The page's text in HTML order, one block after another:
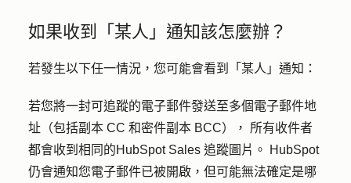
如果收到「某人」通知該怎麼辦？
若發生以下任一情況，您可能會看到「某人」通知：
若您將一封可追蹤的電子郵件發送至多個電子郵件地
址（包括副本 CC 和密件副本 BCC），
所有收件者
都會收到相同的HubSpot Sales 追蹤圖片 。
HubSpot
仍會通知您電子郵件已被開啟，但可能無法確定是哪